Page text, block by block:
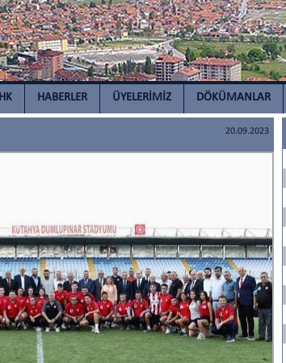
HABERLER ÜYELERİMİZ DÖKÜMANLAR
20.09.2023